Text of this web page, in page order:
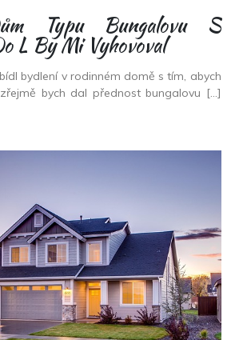
Typu Bungalovu S
L By Mi Vyhovoval
bydlení v rodinném domě s tím, abych
bych dal přednost bungalovu […]